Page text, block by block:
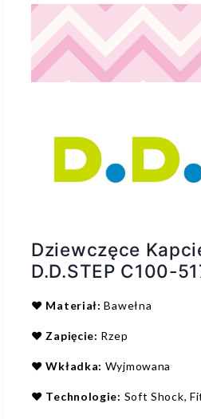
Dziewczęce
D.D.STEP C100-
❤️ Materiał:Bawełna
❤️ Zapięcie: Rzep
❤️Wkładka: Wyjmowana
❤️ Technologie: Soft Shock,